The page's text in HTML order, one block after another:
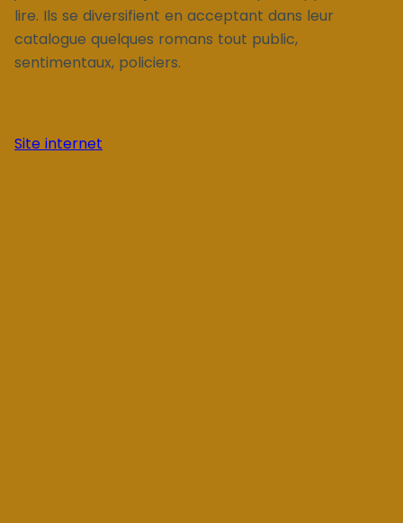
lire. Ils se diversifient en acceptant dans leur
catalogue quelques romans tout public,
sentimentaux, policiers.
Site internet